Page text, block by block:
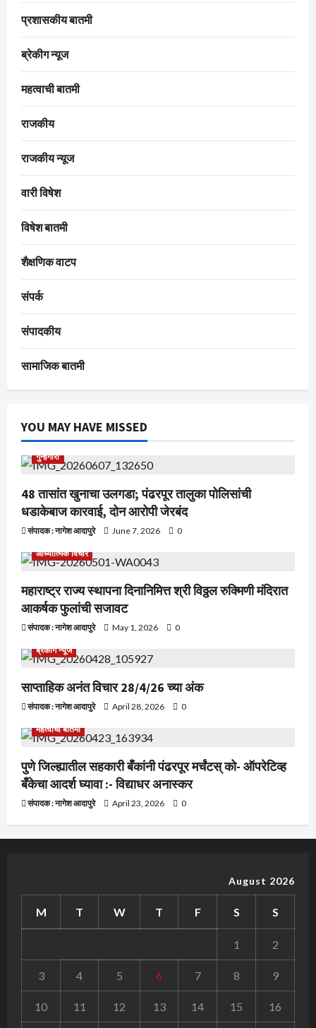
प्रशासकीय बातमी
ब्रेकीग न्यूज
महत्वाची बातमी
राजकीय
राजकीय न्यूज
वारी विषेश
विषेश बातमी
शैक्षणिक वाटप
संपर्क
संपादकीय
सामाजिक बातमी
YOU MAY HAVE MISSED
गुन्हेगारी
48 तासांत खुनाचा उलगडा; पंढरपूर तालुका पोलिसांची
धडाकेबाज कारवाई, दोन आरोपी जेरबंद
संपादक : नागेश आदापुरे June 7, 2026 0
आध्यात्मिक विचार
महाराष्ट्र राज्य स्थापना दिनानिमित्त श्री विठ्ठल रुक्मिणी मंदिरात
आकर्षक फुलांची सजावट
संपादक : नागेश आदापुरे May 1, 2026 0
ब्रेकीग न्यूज
साप्ताहिक अनंत विचार 28/4/26 च्या अंक
संपादक : नागेश आदापुरे April 28, 2026 0
महत्वाची बातमी
पुणे जिल्ह्यातील सहकारी बँकांनी पंढरपूर मर्चंटस् को- ऑपरेटिव्ह
बँकेचा आदर्श घ्यावा :- विद्याधर अनास्कर
संपादक : नागेश आदापुरे April 23, 2026 0
August 2026
M T W T F S S
1 2
3 4 5 6 7 8 9
10 11 12 13 14 15 16